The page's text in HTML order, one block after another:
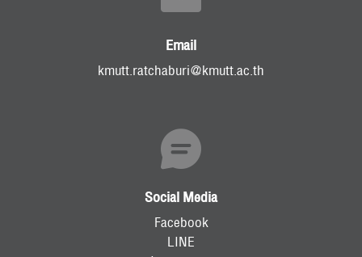
Email
kmutt.ratchaburi@kmutt.ac.th
Social Media
Facebook
LINE